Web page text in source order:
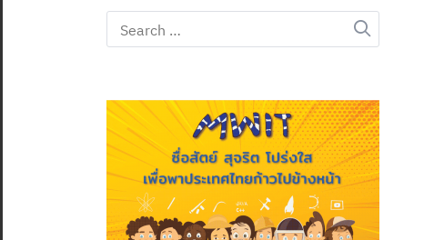
Search
for: